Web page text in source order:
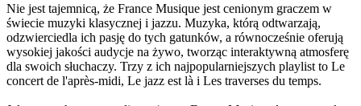
Nie jest tajemnicą, że France Musique jest cenionym graczem w
świecie muzyki klasycznej i jazzu. Muzyka, którą odtwarzają,
odzwierciedla ich pasję do tych gatunków, a równocześnie oferują
wysokiej jakości audycje na żywo, tworząc interaktywną atmosferę
dla swoich słuchaczy. Trzy z ich najpopularniejszych playlist to Le
concert de l'après-midi, Le jazz est là i Les traverses du temps.